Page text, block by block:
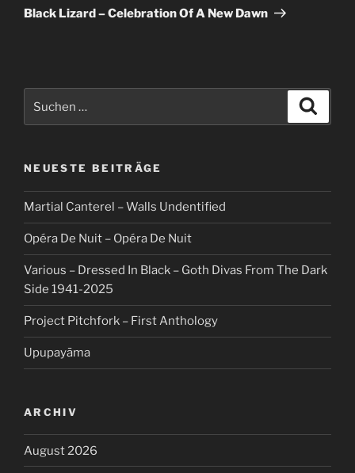
Beitrag
Black Lizard – Celebration Of A New Dawn
nach:
NEUESTE BEITRÄGE
Martial Canterel – Walls Undentified
Opéra De Nuit – Opéra De Nuit
Various – Dressed In Black – Goth Divas From The Dark
Side 1941-2025
Project Pitchfork – First Anthology
Upupayāma
ARCHIV
August 2026